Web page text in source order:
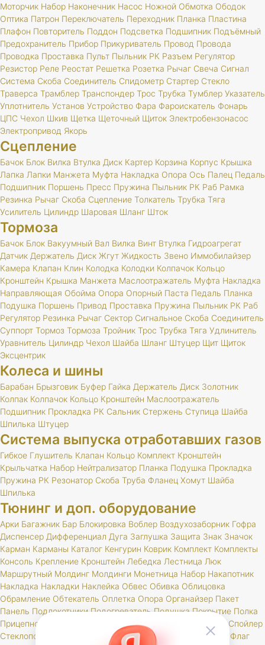
Моторчик Набор Наконечник Насос Ножной Обмотка Ободок
Оптика Патрон Переключатель Переходник Планка Пластина
Плафон Повторитель Поддон Подсветка Подшипник Подъёмный
Предохранитель Прибор Прикуриватель Провод Провода
Проводка Проставка Пульт Пыльник РК Разъем Регулятор
Резистор Реле Реостат Решетка Розетка Рычаг Свеча Сигнал
Система Скоба Соединитель Спидометр Стартер Стекло
Траверса Трамблер Транспондер Трос Трубка Тумблер Указатель
Уплотнитель Установ Устройство Фара Фароискатель Фонарь
ЦПС Чехол Шкив Щетка Щеточный Щиток Электробензонасос
Электропривод Якорь
Сцепление
Бачок Блок Вилка Втулка Диск Картер Корзина Корпус Крышка
Лапка Лапки Манжета Муфта Накладка Опора Ось Палец Педаль
Подшипник Поршень Пресс Пружина Пыльник РК Раб Рамка
Резинка Рычаг Скоба Сцепление Толкатель Трубка Тяга
Усилитель Цилиндр Шаровая Шланг Шток
Тормоза
Бачок Блок Вакуумный Вал Вилка Винт Втулка Гидроагрегат
Датчик Держатель Диск Жгут Жидкость Звено Иммобилайзер
Камера Клапан Клин Колодка Колодки Колпачок Кольцо
Кронштейн Крышка Манжета Маслоотражатель Муфта Накладка
Направляющая Обойма Опора Опорный Паста Педаль Планка
Подушка Поршень Привод Проставка Пружина Пыльник РК Раб
Регулятор Резинка Рычаг Сектор Сигнальное Скоба Соединитель
Суппорт Тормоз Тормоза Тройник Трос Трубка Тяга Удлинитель
Уравнитель Цилиндр Чехол Шайба Шланг Штуцер Щит Щиток
Эксцентрик
Колеса и шины
Барабан Брызговик Буфер Гайка Держатель Диск Золотник
Колпак Колпачок Кольцо Кронштейн Маслоотражатель
Подшипник Прокладка РК Сальник Стержень Ступица Шайба
Шпилька Штуцер
Система выпуска отработавших газов
Гибкое Глушитель Клапан Кольцо Комплект Кронштейн
Крыльчатка Набор Нейтрализатор Планка Подушка Прокладка
Пружина РК Резонатор Скоба Труба Фланец Хомут Шайба
Шпилька
Тюнинг и доп. оборудование
Арки Багажник Бар Блокировка Воблер Воздухозаборник Гофра
Диспенсер Дифференциал Дуга Заглушка Защита Знак Значок
Карман Карманы Каталог Кенгурин Коврик Комплект Комплекты
Консоль Крепление Кронштейн Лебедка Лестница Люк
Маршрутный Молдинг Молдинги Монетница Набор Накапотник
Накладка Накладки Наклейка Обвес Обивка Облицовка
Обрамление Обтекатель Оплетка Опора Органайзер Пакет
Панель Подлокотники Подогреватель Подушка Покрытие Полка
Прицепное
Пружины Пусковые
Спойлер
Стеклоподъемник
Усилитель Утеплитель Фаркоп
Флаг